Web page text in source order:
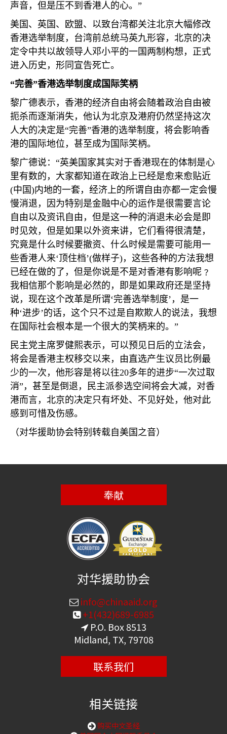
声音，但是压不到香港人的心。”
美国、英国、欧盟、以致台湾都关注北京大幅修改
香港选举制度，台湾前总统马英九形容，北京的决
定令中共以故领导人邓小平的一国两制构想，正式
进入历史，形同宣告死亡。
“完善”香港选举制度成国际笑柄
黎广德表示，香港的经济自由将会随着政治自由被
扼杀而逐渐消失，他认为北京及港府仍然坚持这次
人大的决定是“完善”香港的选举制度，将会影响香
港的国际地位，甚至成为国际笑柄。
黎广德说：“英美国家其实对于香港现在的体制是心
里有数的，大家都知道在政治上已经是愈来愈贴近
(中国)内地的一套，经济上的所谓自由亦都一定会慢
慢消退，因为特别是金融中心的运作是很需要言论
自由以及资讯自由，但是这一种的消退未必会是即
时见效，但是如果以外资来讲，它们看得很清楚，
究竟是什么时候要撤资、什么时候是需要可能用一
些香港人来‘顶住档’(做样子)，这些各种的方法我想
已经在做的了，但是你说是不是对香港有影响呢﹖
我相信那个影响是必然的，即是如果政府还是坚持
说，现在这个改革是所谓‘完善选举制度’，是一
种‘进步’的话，这个只不过是自欺欺人的说法，我想
在国际社会根本是一个很大的笑柄来的。”
民主党主席罗健熙表示，可以预见日后的立法会，
将会是香港主权移交以来，由直选产生议员比例最
少的一次，他形容是将以往20多年的进步“一次过取
消”，甚至是倒退，民主派参选空间将会大减，对香
港而言，北京的决定只有坏处、不见好处，他对此
感到可惜及伤感。
（对华援助协会特别转载自美国之音）
奉献
对华援助协会
info@chinaaid.org
+1(432)689-6985
P.O. Box 8513
Midland, TX, 79708
联系我们
相关链接
购买中文圣经